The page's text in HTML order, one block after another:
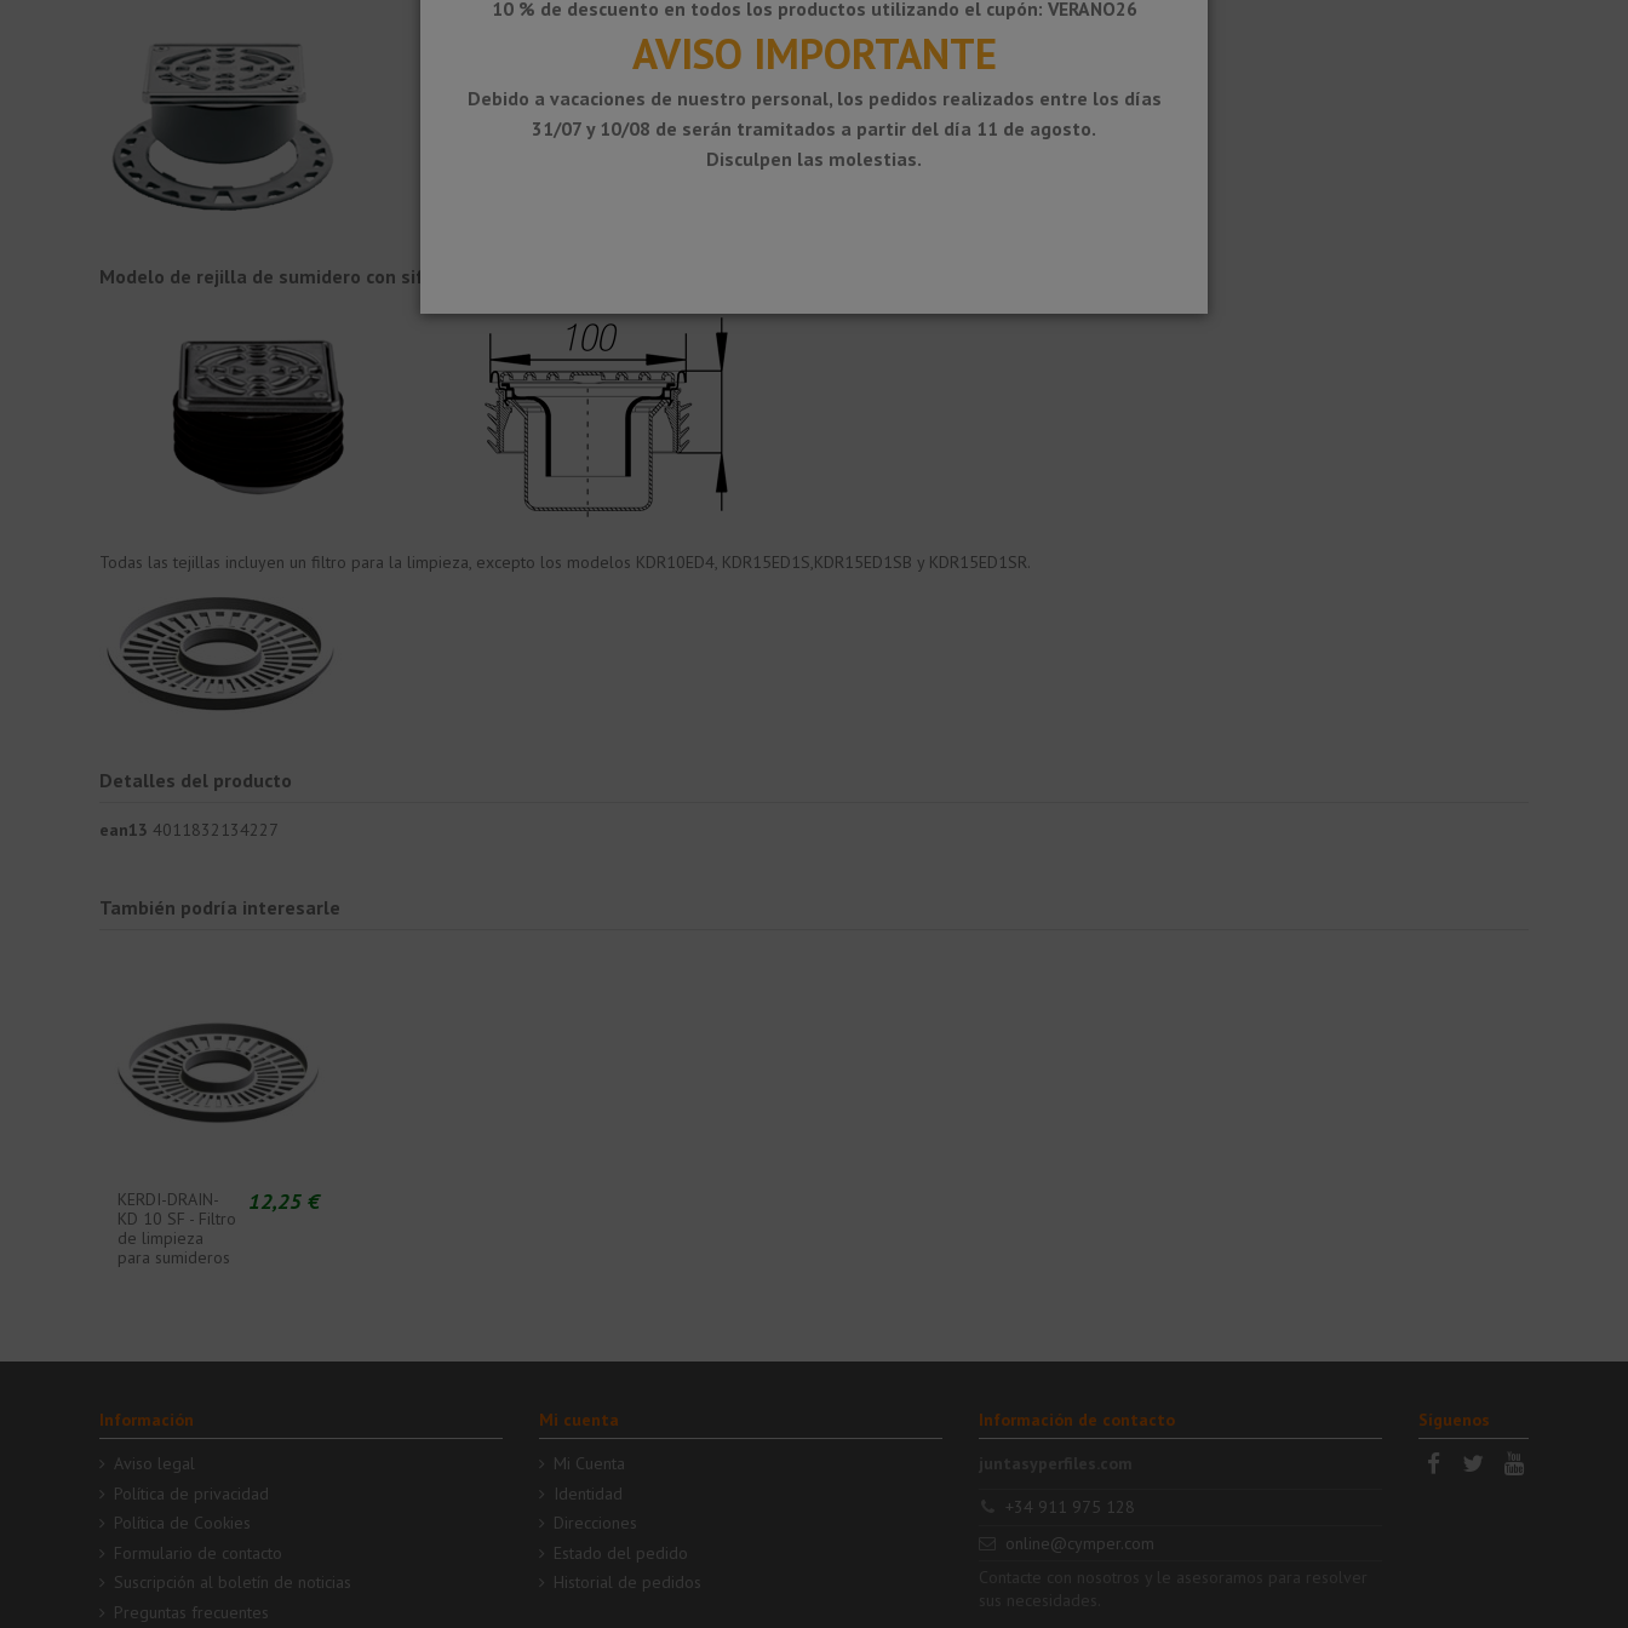
Modelo de rejilla de sumidero con sifón y retén labial
Todas las tejillas incluyen un filtro para la limpieza, excepto los modelos KDR10ED4, KDR15ED1S,KDR15ED1SB y KDR15ED1SR.
Detalles del producto
ean13 4011832134227
También podría interesarle
KERDI-DRAIN-
KD 10 SF - Filtro
de limpieza
para sumideros
12,25 €
Información
Aviso legal
Política de privacidad
Política de Cookies
Formulario de contacto
Suscripción al boletín de noticias
Preguntas frecuentes
Mi cuenta
Mi Cuenta
Identidad
Direcciones
Estado del pedido
Historial de pedidos
Información de contacto
+34 911 975 128
online@cymper.com
Síguenos
10 % de descuento en todos los productos utilizando el cupón: VERANO26
AVISO IMPORTANTE
Debido a vacaciones de nuestro personal, los pedidos realizados entre los días
31/07 y 10/08 de serán tramitados a partir del día 11 de agosto.
Disculpen las molestias.